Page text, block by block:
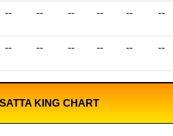
-- -- -- -- -- --
-- -- -- -- -- --
KING CHART